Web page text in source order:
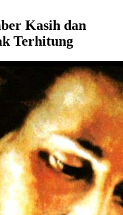
Kasih dan
Terhitung